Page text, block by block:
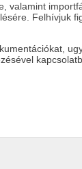
valamint
Felhívjuk